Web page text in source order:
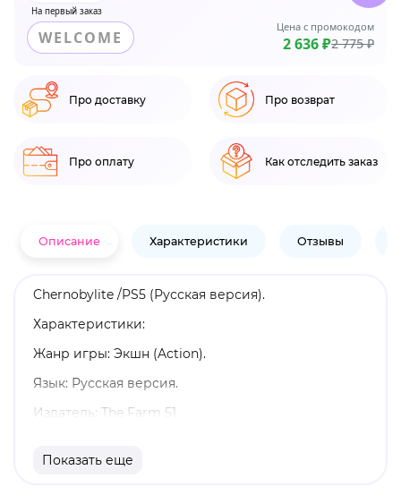
На первый заказ
WELCOME
Цена с промокодом
2 636 ₽2 775 ₽
Про доставку Про возврат
Про оплату Как отследить заказ
Описание Характеристики Отзывы
Chernobylite /PS5 (Русская версия).
Характеристики:
Жанр игры: Экшн (Action).
Язык: Русская версия.
Издатель: The Farm 51.
Показать еще